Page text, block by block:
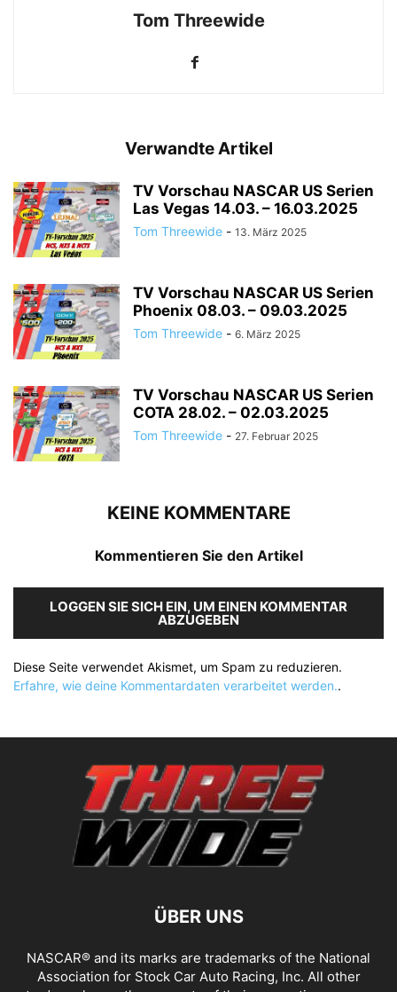
Tom Threewide
Verwandte Artikel
TV Vorschau NASCAR US Serien
Las Vegas 14.03. – 16.03.2025
Tom Threewide - 13. März 2025
TV Vorschau NASCAR US Serien
Phoenix 08.03. – 09.03.2025
Tom Threewide - 6. März 2025
TV Vorschau NASCAR US Serien
COTA 28.02. – 02.03.2025
Tom Threewide - 27. Februar 2025
KEINE KOMMENTARE
Kommentieren Sie den Artikel
LOGGEN SIE SICH EIN, UM EINEN KOMMENTAR
ABZUGEBEN
Diese Seite verwendet Akismet, um Spam zu reduzieren.
Erfahre, wie deine Kommentardaten verarbeitet werden..
ÜBER UNS
NASCAR® and its marks are trademarks of the National
Association for Stock Car Auto Racing, Inc. All other